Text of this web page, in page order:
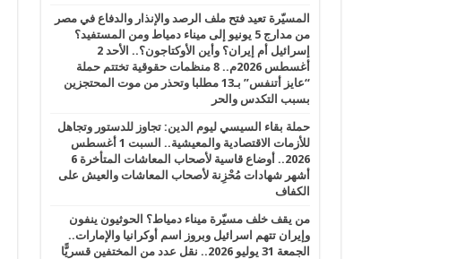
المسيّرة تعيد فتح ملف الرصد والإنذار والدفاع في مصر
من مدارج 5 يونيو إلى ميناء دمياط ومن المستفيد؟
إسرائيل أم إيران؟ وأين الأوكتاجون؟.. الأحد 2
أغسطس 2026م.. 8 منظمات حقوقية تختتم حملة
“عايز أتنفس” بـ13 مطلبا وتحذر من موت المحتجزين
بسبب التكدس والحر
حملة بقاء السيسي ليوم الدين: تجاوز للدستور وتجاهل
للأزمات الاقتصادية والمعيشية.. السبت 1 أغسطس
2026.. أوضاع قاسية لأصحاب المعاشات المتأخرة 6
أشهر شهادات مُحْزِنة لأصحاب المعاشات والعيش على
الكفاف
من يقف خلف مسيّرة ميناء دمياط؟ الحوثيون ينفون
وإيران تتهم اسرائيل وبروز اسم أوكرانيا والإمارات..
الجمعة 31 يوليو 2026.. نقل عدد من المختفين قسريًّا